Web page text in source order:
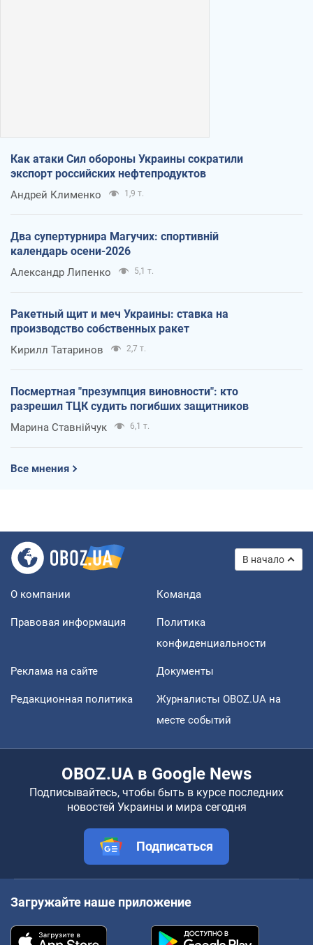
Как атаки Сил обороны Украины сократили
экспорт российских нефтепродуктов
Андрей Клименко 1,9 т.
Два супертурнира Магучих: спортивній
календарь осени-2026
Александр Липенко 5,1 т.
Ракетный щит и меч Украины: ставка на
производство собственных ракет
Кирилл Татаринов 2,7 т.
Посмертная "презумпция виновности": кто
разрешил ТЦК судить погибших защитников
Марина Ставнійчук 6,1 т.
Все мнения
В начало
О компании Команда
Правовая информация
Политика
конфиденциальности
Реклама на сайте Документы
Редакционная политика
Журналисты OBOZ.UA на
месте событий
OBOZ.UA в Google News
Подписывайтесь, чтобы быть в курсе последних
новостей Украины и мира сегодня
Подписаться
Загружайте наше приложение